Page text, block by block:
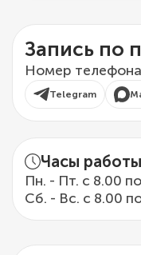
Запись по
Номер
Telegram
Часы работы
Пн. - Пт. с 8.00
Сб. - Вс. с 8.00